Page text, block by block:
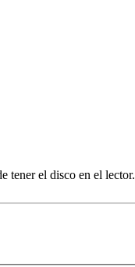
tener el disco en el lector.